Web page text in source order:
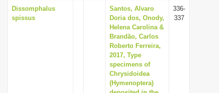
Dissomphalus
spissus
Santos, Alvaro
Doria dos, Onody,
Helena Carolina &
Brandão, Carlos
Roberto Ferreira,
2017, Type
specimens of
Chrysidoidea
(Hymenoptera)
336-
337